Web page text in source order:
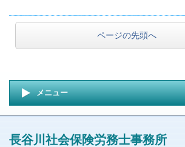
ページの先頭へ
メニュー
長谷川社会保険労務士事務所